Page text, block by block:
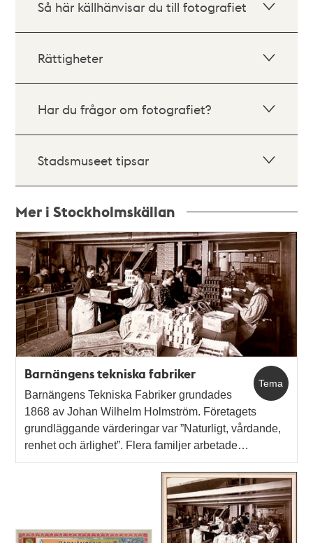
Så här källhänvisar du till fotografiet
Rättigheter
Har du frågor om fotografiet?
Stadsmuseet tipsar
Mer i Stockholmskällan
Relaterade
poster
och
teman
Tema
Barnängens tekniska fabriker
Barnängens Tekniska Fabriker grundades
1868 av Johan Wilhelm Holmström. Företagets
grundläggande värderingar var ”Naturligt, vårdande,
renhet och ärlighet”. Flera familjer arbetade…